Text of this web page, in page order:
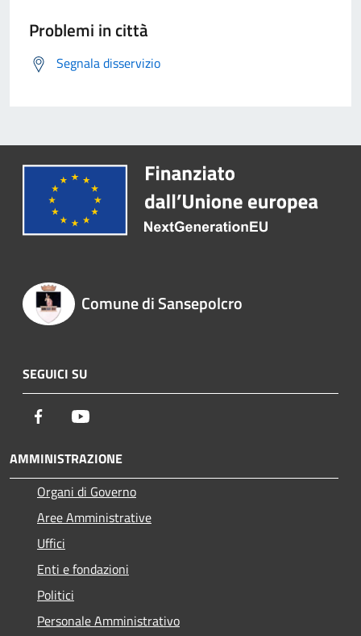
Problemi in città
Segnala disservizio
Comune di Sansepolcro
SEGUICI SU
Facebook
AMMINISTRAZIONE
Organi di Governo
Aree Amministrative
Uffici
Enti e fondazioni
Politici
Personale Amministrativo